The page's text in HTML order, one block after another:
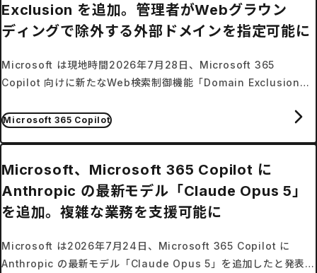
Exclusion を追加。管理者がWebグラウン
ディングで除外する外部ドメインを指定可能に
Microsoft は現地時間2026年7月28日、Microsoft 365
Copilot 向けに新たなWeb検索制御機能「Domain Exclusion」
Microsoft 365 Copilot
Microsoft、Microsoft 365 Copilot に
Anthropic の最新モデル「Claude Opus 5」
を追加。複雑な業務を支援可能に
Microsoft は2026年7月24日、Microsoft 365 Copilot に
Anthropic の最新モデル「Claude Opus 5」を追加したと発表し